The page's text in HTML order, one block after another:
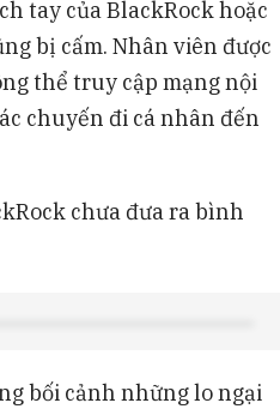
tay của BlackRock hoặc
bị cấm. Nhân viên được
thể truy cập mạng nội
chuyến đi cá nhân đến
chưa đưa ra bình
bối cảnh những lo ngại